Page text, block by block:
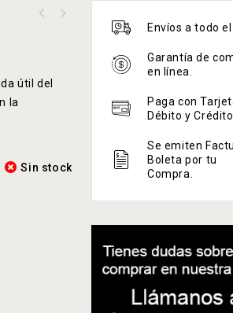
útil del
la
Sin stock
Envíos a todo el
Garantía de
en línea.
Paga con
Débito y Crédito
Se emiten
Boleta por tu
Compra.